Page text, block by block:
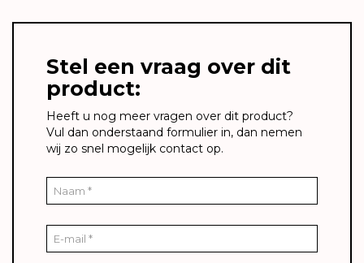
Stel een vraag over dit
product:
Heeft u nog meer vragen over dit product?
Vul dan onderstaand formulier in, dan nemen
wij zo snel mogelijk contact op.